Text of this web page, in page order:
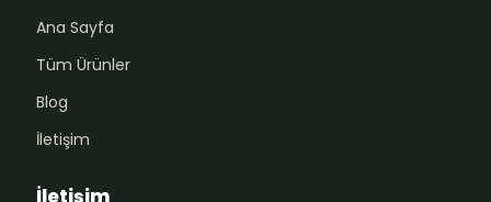
Ana Sayfa
Tüm Ürünler
Blog
İletişim
İletişim